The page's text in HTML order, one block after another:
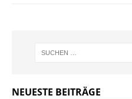
NEUESTE BEITRÄGE